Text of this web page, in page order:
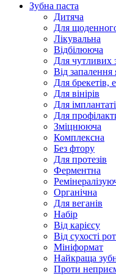
Зубна паста
Дитяча
Для
Лікувальна
Відбілююча
Для чутливих
Від запалення
Для брекетів,
Для вінірів
Для
Для
Зміцнююча
Комплексна
Без фтору
Для протезів
Ферментна
Органічна
Для веганів
Набір
Від карієсу
Від сухості
Мініформат
Найкраща
Проти